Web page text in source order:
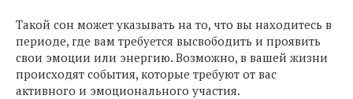
Такой сон может указывать на то, что вы находитесь в
периоде, где вам требуется высвободить и проявить
свои эмоции или энергию. Возможно, в вашей жизни
происходят события, которые требуют от вас
активного и эмоционального участия.